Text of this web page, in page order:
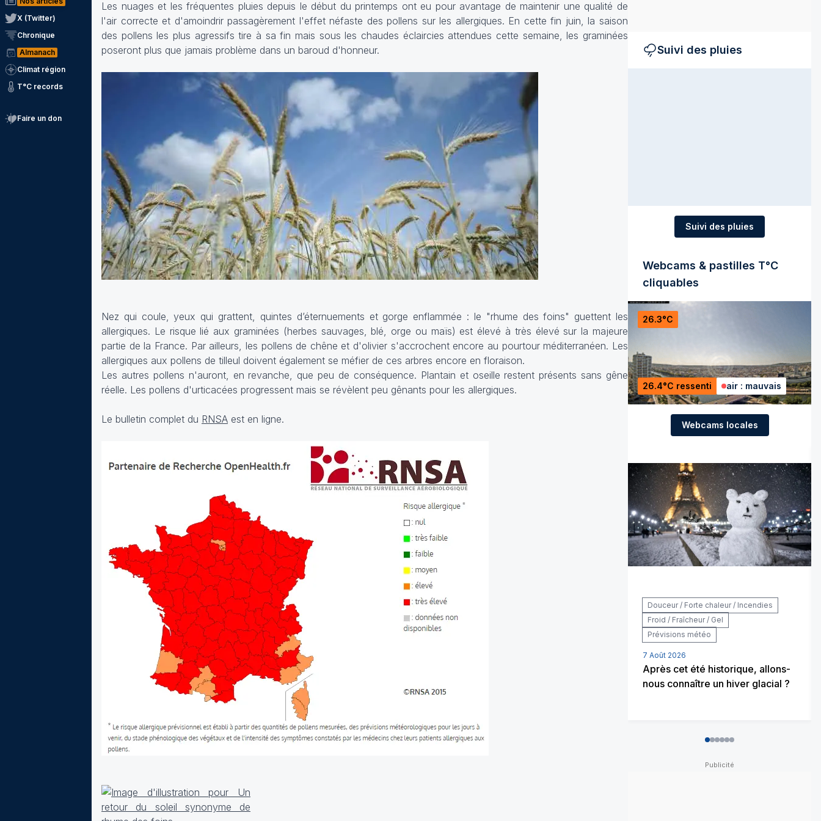
X (Twitter)
Chronique
Almanach
Climat région
T°C records
Faire un don
Les nuages et les fréquentes pluies depuis le début du printemps ont eu pour avantage de maintenir une qualité de
l'air correcte et d'amoindrir passagèrement l'effet néfaste des pollens sur les allergiques. En cette fin juin, la saison
des pollens les plus agressifs tire à sa fin mais sous les chaudes éclaircies attendues cette semaine, les graminées
poseront plus que jamais problème dans un baroud d'honneur.
Nez qui coule, yeux qui grattent, quintes d’éternuements et gorge enflammée : le "rhume des foins" guettent les
allergiques. Le risque lié aux graminées (herbes sauvages, blé, orge ou maïs) est élevé à très élevé sur la majeure
partie de la France. Par ailleurs, les pollens de chêne et d'olivier s'accrochent encore au pourtour méditerranéen. Les
allergiques aux pollens de tilleul doivent également se méfier de ces arbres encore en floraison.
Les autres pollens n'auront, en revanche, que peu de conséquence. Plantain et oseille restent présents sans gêne
réelle. Les pollens d'urticacées progressent mais se révèlent peu gênants pour les allergiques.
Le bulletin complet du RNSA est en ligne.
Suivi des pluies
Suivi des pluies
Webcams & pastilles T°C
cliquables
26.3°C
26.4°C ressenti air : mauvais
Webcams locales
Douceur / Forte chaleur / Incendies
Froid / Fraîcheur / Gel
Prévisions météo
7 Août 2026
Après cet été historique, allons-
nous connaître un hiver glacial ?
012345